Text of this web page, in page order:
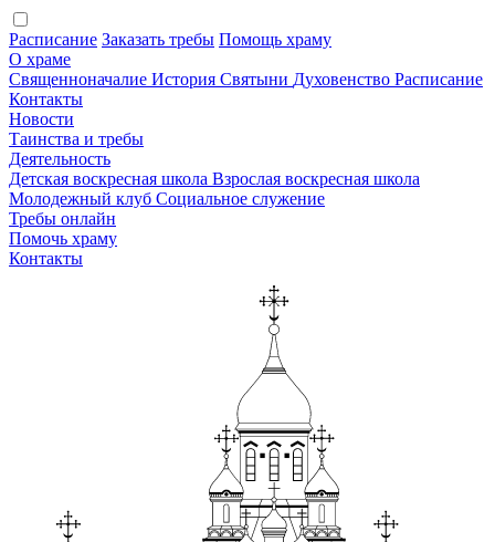
Расписание Заказать требы Помощь храму
О храме
Священноначалие История Святыни Духовенство Расписание
Контакты
Новости
Таинства и требы
Деятельность
Детская воскресная школа Взрослая воскресная школа
Молодежный клуб Социальное служение
Требы онлайн
Помочь храму
Контакты